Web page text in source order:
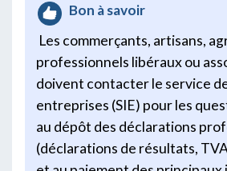
Bon à savoir
Les commerçants, artisans,
professionnels libéraux ou
doivent contacter le service
entreprises (SIE) pour les
au dépôt des déclarations
(déclarations de résultats,